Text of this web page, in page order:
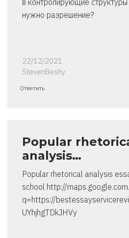
в контролирующие
нужно разрешение?
22/12/2021
StevenBeshy
Ответить
Popular
analysis…
Popular rhetorical analysis
school http://
q=https://
UYhjhgTDkJHVy